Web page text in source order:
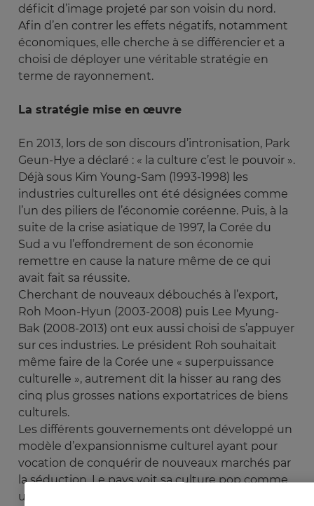
déficit d’image projeté par son voisin du nord.
Afin d’en contrer les effets négatifs, notamment
économiques, elle cherche à se différencier et a
choisi de déployer une véritable stratégie en
terme de rayonnement.
La stratégie mise en œuvre
En 2013, lors de son discours d’intronisation, Park
Geun-Hye a déclaré : « la culture c’est le pouvoir ».
Déjà sous Kim Young-Sam (1993-1998) les
industries culturelles ont été désignées comme
l’un des piliers de l’économie coréenne. Puis, à la
suite de la crise asiatique de 1997, la Corée du
Sud a vu l’effondrement de son économie
remettre en cause la nature même de ce qui
avait fait sa réussite.
Cherchant de nouveaux débouchés à l’export,
Roh Moon-Hyun (2003-2008) puis Lee Myung-
Bak (2008-2013) ont eux aussi choisi de s’appuyer
sur ces industries. Le président Roh souhaitait
même faire de la Corée une « superpuissance
culturelle », autrement dit la hisser au rang des
cinq plus grosses nations exportatrices de biens
culturels.
Les différents gouvernements ont développé un
modèle d’expansionnisme culturel ayant pour
vocation de conquérir de nouveaux marchés par
la séduction. Le pays voit sa culture pop comme
un moyen de créer de nouvelles sources de